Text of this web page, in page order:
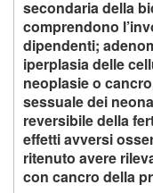
secondaria della
comprendono
dipendenti;
iperplasia delle
neoplasie o
sessuale dei
reversibile della
effetti avversi
ritenuto avere
con cancro della